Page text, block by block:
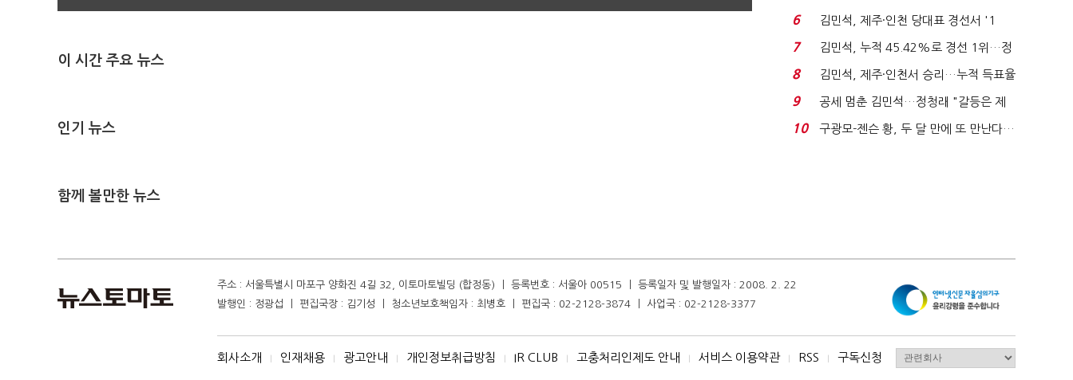
이 시간 주요 뉴스
인기 뉴스
함께 볼만한 뉴스
주 최고위원 계파 다...
6
김민석, 제주·인천 당대표 경선서 '1
위'(1보)...
7
김민석, 누적 45.42%로 경선 1위…정
청래와 격차 0.86%p(...
8
김민석, 제주·인천서 승리…누적 득표율
'1위 탈환'(종합)...
9
공세 멈춘 김민석…정청래 "갈등은 제
가 수습"
10
구광모-젠슨 황, 두 달 만에 또 만난다…
주소 : 서울특별시 마포구 양화진 4길 32, 이토마토빌딩 (합정동) ㅣ 등록번호 : 서울아 00515 ㅣ 등록일자 및 발행일자 : 2008. 2. 22
발행인 : 정광섭 ㅣ 편집국장 : 김기성 ㅣ 청소년보호책임자 : 최병호 ㅣ 편집국 : 02-2128-3874 ㅣ 사업국 : 02-2128-3377
회사소개 I 인재채용 I 광고안내 I 개인정보취급방침 I IR CLUB I 고충처리인제도 안내 I 서비스 이용약관 I RSS I 구독신청